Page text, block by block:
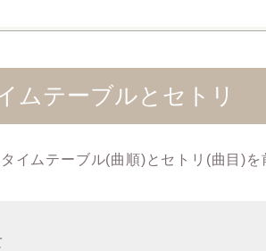
ムテーブルとセトリ
イムテーブル(曲順)とセトリ(曲目)を